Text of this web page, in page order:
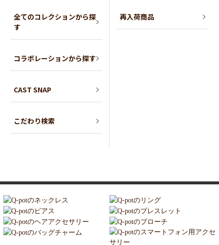
全てのコレクションから探
す
コラボレーションから探す
CAST SNAP
こだわり検索
再入荷商品